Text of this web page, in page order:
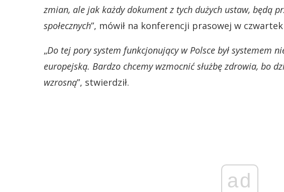
zmian, ale jak każdy dokument z tych dużych ustaw, będą
społecznych”, mówił na konferencji prasowej w
„Do tej pory system funkcjonujący w Polsce był systemem
europejską. Bardzo chcemy wzmocnić służbę zdrowia, bo
wzrosną”, stwierdził.
ad